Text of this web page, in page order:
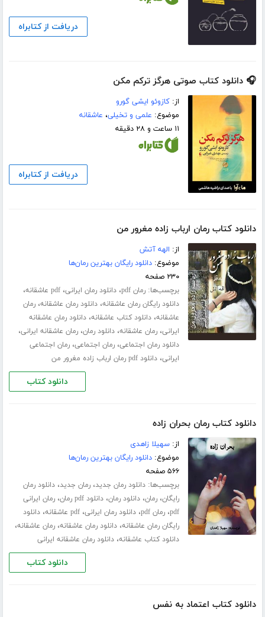
دریافت از کتابراه
🎧 دانلود کتاب صوتی هرگز ترکم مکن
از:کازوئو ایشی گورو
موضوع: علمی و تخیلی، عاشقانه
۱۱ ساعت و ۲۸ دقیقه
دریافت از کتابراه
دانلود کتاب رمان ارباب زاده مغرور من
از: الهه آتش
موضوع:دانلود رایگان بهترین رمان‌ها
۲۳۰ صفحه
برچسب‌ها:رمان pdf ،دانلود رمان ایرانی،pdf عاشقانه ،
دانلود رایگان رمان عاشقانه،دانلود رمان عاشقانه،رمان
عاشقانه،دانلود کتاب عاشقانه،دانلود رمان عاشقانه
ایرانی،رمان عاشقانه،دانلود رمان،رمان عاشقانه ایرانی،
دانلود رمان اجتماعی،رمان اجتماعی،رمان اجتماعی
ایرانی،دانلود pdf رمان ارباب زاده مغرور من
دانلود کتاب
دانلود کتاب رمان بحران زاده
از:سهیلا زاهدی
موضوع:دانلود رایگان بهترین رمان‌ها
۵۶۶ صفحه
برچسب‌ها:دانلود رمان جدید،رمان جدید،دانلود رمان
رایگان،رمان،دانلود رمان،دانلود pdf رمان ،رمان ایرانی
pdf،رمان pdf ،دانلود رمان ایرانی،pdf عاشقانه ،دانلود
رایگان رمان عاشقانه،دانلود رمان عاشقانه،رمان عاشقانه،
دانلود کتاب عاشقانه،دانلود رمان عاشقانه ایرانی
دانلود کتاب
دانلود کتاب اعتماد به نفس